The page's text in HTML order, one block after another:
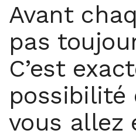
Avant
pas
C’est
possibilité
vous allez